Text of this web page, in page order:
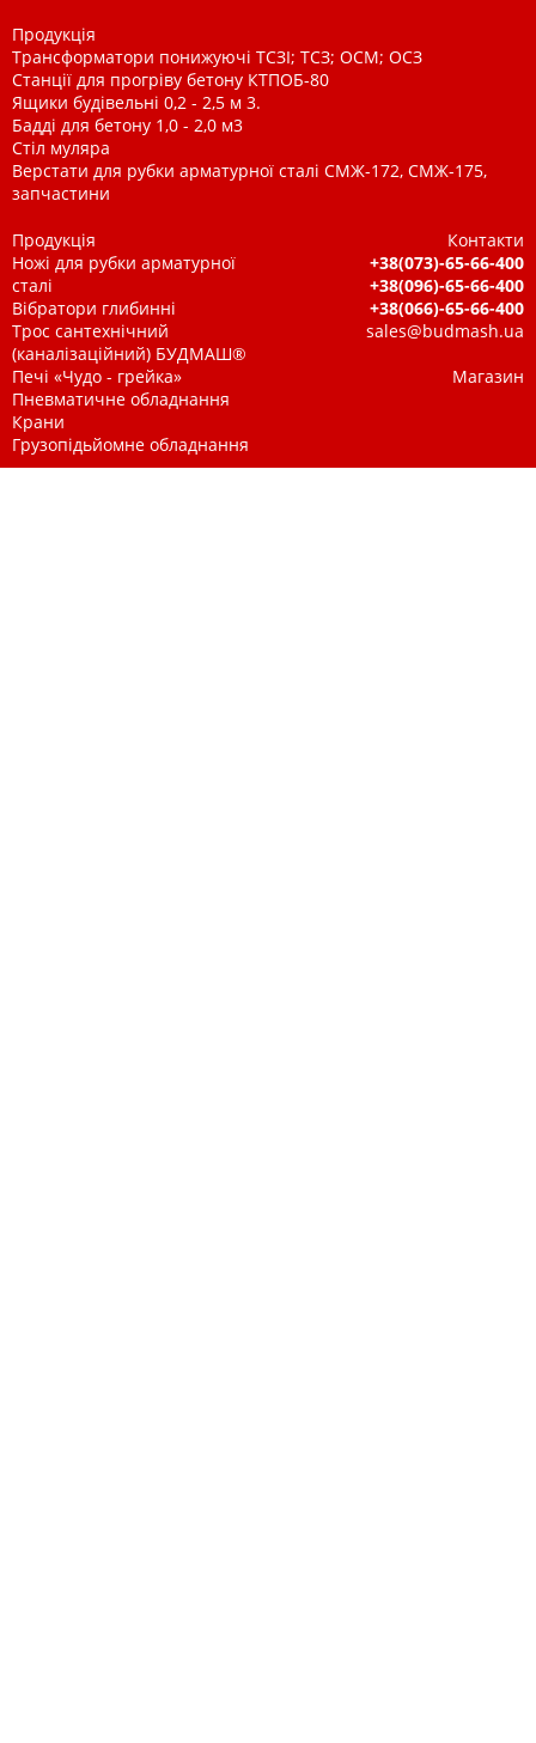
Продукція
Трансформатори понижуючі ТСЗІ; ТСЗ; ОСМ; ОСЗ
Станції для прогріву бетону КТПОБ-80
Ящики будівельні 0,2 - 2,5 м 3.
Бадді для бетону 1,0 - 2,0 м3
Стіл муляра
Верстати для рубки арматурної сталі СМЖ-172, СМЖ-175,
запчастини
Продукція
Ножі для рубки арматурної
сталі
Вібратори глибинні
Трос сантехнічний
(каналізаційний) БУДМАШ®
Печі «Чудо - грейка»
Пневматичне обладнання
Крани
Грузопідьйомне обладнання
Контакти
+38(073)-65-66-400
+38(096)-65-66-400
+38(066)-65-66-400
sales@budmash.ua
Магазин